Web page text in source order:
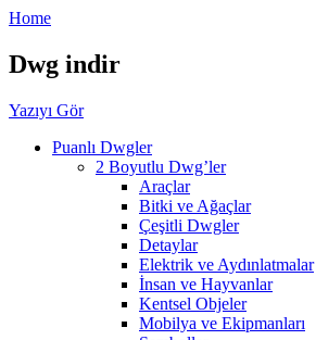
Home
Dwg indir
Yazıyı Gör
Puanlı Dwgler
2 Boyutlu Dwg’ler
Araçlar
Bitki ve Ağaçlar
Çeşitli Dwgler
Detaylar
Elektrik ve Aydınlatmalar
İnsan ve Hayvanlar
Kentsel Objeler
Mobilya ve Ekipmanları